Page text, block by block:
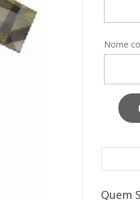
Nome
Quem